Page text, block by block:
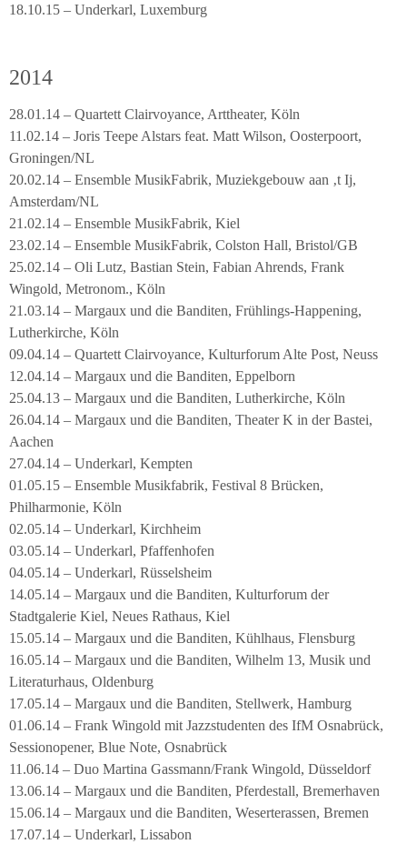
18.10.15 – Underkarl, Luxemburg
2014
28.01.14 – Quartett Clairvoyance, Arttheater, Köln
11.02.14 – Joris Teepe Alstars feat. Matt Wilson, Oosterpoort,
Groningen/NL
20.02.14 – Ensemble MusikFabrik, Muziekgebouw aan ‚t Ij,
Amsterdam/NL
21.02.14 – Ensemble MusikFabrik, Kiel
23.02.14 – Ensemble MusikFabrik, Colston Hall, Bristol/GB
25.02.14 – Oli Lutz, Bastian Stein, Fabian Ahrends, Frank
Wingold, Metronom., Köln
21.03.14 – Margaux und die Banditen, Frühlings-Happening,
Lutherkirche, Köln
09.04.14 – Quartett Clairvoyance, Kulturforum Alte Post, Neuss
12.04.14 – Margaux und die Banditen, Eppelborn
25.04.13 – Margaux und die Banditen, Lutherkirche, Köln
26.04.14 – Margaux und die Banditen, Theater K in der Bastei,
Aachen
27.04.14 – Underkarl, Kempten
01.05.15 – Ensemble Musikfabrik, Festival 8 Brücken,
Philharmonie, Köln
02.05.14 – Underkarl, Kirchheim
03.05.14 – Underkarl, Pfaffenhofen
04.05.14 – Underkarl, Rüsselsheim
14.05.14 – Margaux und die Banditen, Kulturforum der
Stadtgalerie Kiel, Neues Rathaus, Kiel
15.05.14 – Margaux und die Banditen, Kühlhaus, Flensburg
16.05.14 – Margaux und die Banditen, Wilhelm 13, Musik und
Literaturhaus, Oldenburg
17.05.14 – Margaux und die Banditen, Stellwerk, Hamburg
01.06.14 – Frank Wingold mit Jazzstudenten des IfM Osnabrück,
Sessionopener, Blue Note, Osnabrück
11.06.14 – Duo Martina Gassmann/Frank Wingold, Düsseldorf
13.06.14 – Margaux und die Banditen, Pferdestall, Bremerhaven
15.06.14 – Margaux und die Banditen, Weserterassen, Bremen
17.07.14 – Underkarl, Lissabon